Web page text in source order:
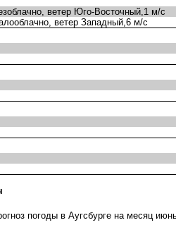
ветер Юго-Восточный,1 м/с
ветер Западный,6 м/с
погоды в Аугсбурге на месяц